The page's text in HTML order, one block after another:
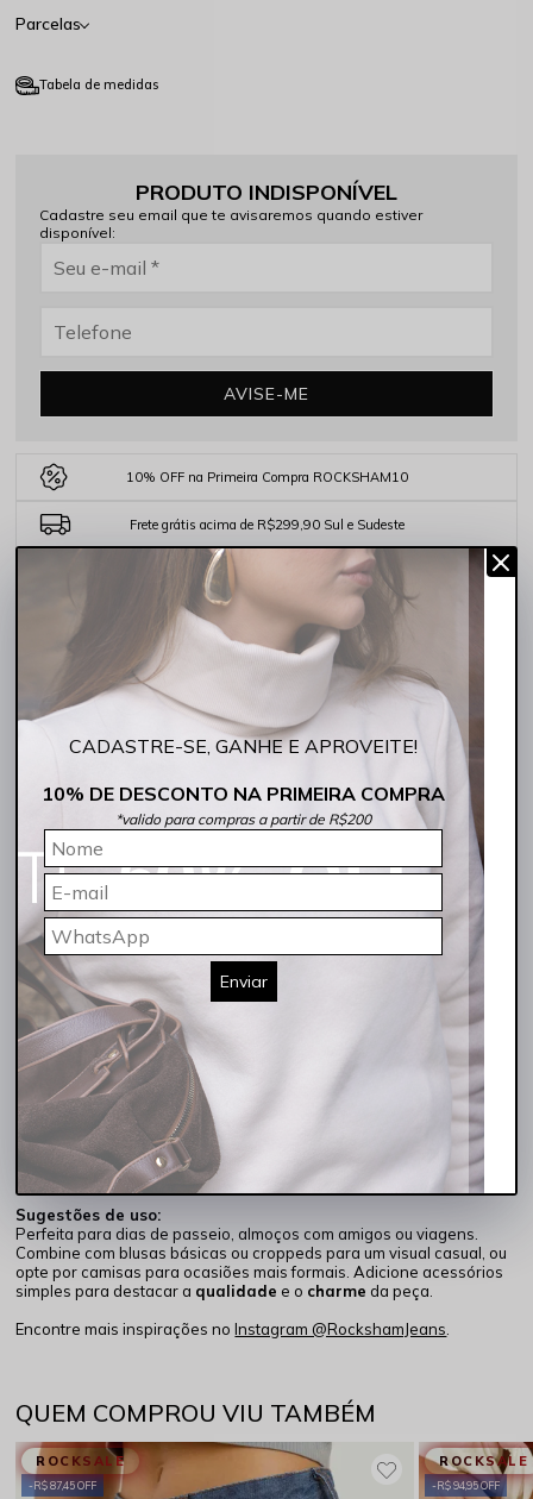
Parcelas
Tabela de medidas
PRODUTO INDISPONÍVEL
Cadastre seu email que te avisaremos quando estiver
disponível:
AVISE-ME
10% OFF na Primeira Compra ROCKSHAM10
Frete grátis acima de R$299,90 Sul e Sudeste
5% de desconto no PIX
COMPARTILHE:
DESCRIÇÃO COMPLETA
Código identificador (SKU):244030-5005
Bermuda Feminina Jeans Cintura Alta Índigo Claro
Rockshamé o equilíbrio perfeito entre estilo epraticidade
. Feita
em 100% algodão, oferece leveza e um toque natural, tornando-se
uma excelente escolha para os dias quentes.
Sua modelagem de cintura alta proporciona um caimento ajustado
que valoriza a silhueta, enquanto a tonalidade índigo claro traz um
visual moderno eneutro , fácil de combinar. O comprimento de 18,5
cm na entreperna garante conforto e liberdade de movimento, ideal
para diversas ocasiões.
Características principais:
Cor: Índigo Claro
Modelagem: Cintura alta com entrepernas de 18,5 cm
Composição: 100% algodão
Design leve e confortável
Sugestões de uso:
Perfeita para dias de passeio, almoços com amigos ou viagens.
Combine com blusas básicas ou croppeds para um visual casual, ou
opte por camisas para ocasiões mais formais. Adicione acessórios
simples para destacar a qualidade e o charme da peça.
Encontre mais inspirações noInstagram @RockshamJeans.
QUEM COMPROU VIU TAMBÉM
R$ 87,45 OFF
ROCKSALE
R$ 94,95 OFF
ROCKSALE
CADASTRE-SE, GANHE E APROVEITE!
10% DE DESCONTO NA PRIMEIRA COMPRA
*valido para compras a partir de R$200
Enviar